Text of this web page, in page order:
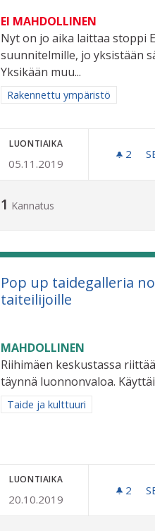
EI MAHDOLLINEN
Nyt on jo aika laittaa stoppi
suunnitelmille, jo yksistään
Yksikään muu...
Rajaa tulokset aihepiirin
Rakennettu ympäristö
LUONTIAIKA
05.11.2019
2 2
1 Kannatus
Pop up taidegalleria
taiteilijoille
MAHDOLLINEN
Riihimäen keskustassa
täynnä luonnonvaloa.
Rajaa tulokset aihepiirin
Taide ja kulttuuri
LUONTIAIKA
20.10.2019
2 2